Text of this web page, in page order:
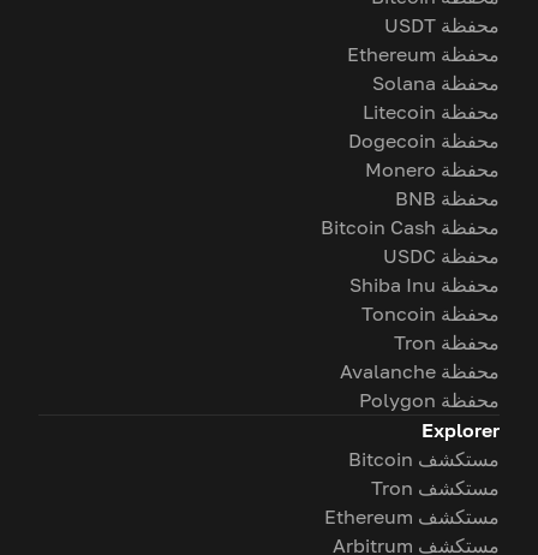
محفظة USDT
محفظة Ethereum
محفظة Solana
محفظة Litecoin
محفظة Dogecoin
محفظة Monero
محفظة BNB
محفظة Bitcoin Cash
محفظة USDC
محفظة Shiba Inu
محفظة Toncoin
محفظة Tron
محفظة Avalanche
محفظة Polygon
Explorer
مستكشف Bitcoin
مستكشف Tron
مستكشف Ethereum
مستكشف Arbitrum